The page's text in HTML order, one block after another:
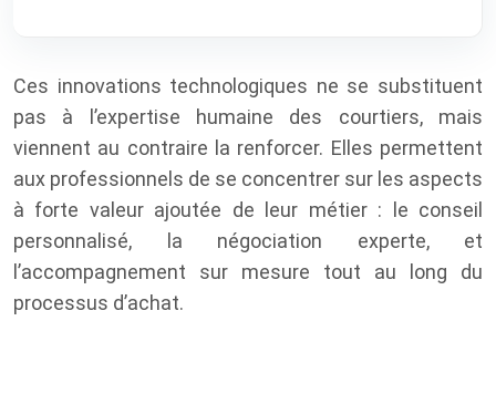
Ces innovations technologiques ne se substituent
pas à l’expertise humaine des courtiers, mais
viennent au contraire la renforcer. Elles permettent
aux professionnels de se concentrer sur les aspects
à forte valeur ajoutée de leur métier : le conseil
personnalisé, la négociation experte, et
l’accompagnement sur mesure tout au long du
processus d’achat.